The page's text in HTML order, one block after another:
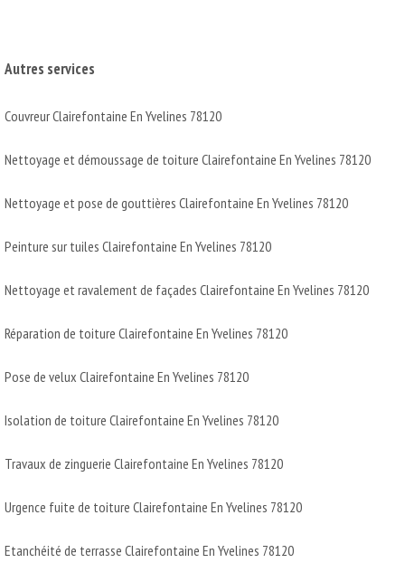
Autres services
Couvreur Clairefontaine En Yvelines 78120
Nettoyage et démoussage de toiture Clairefontaine En Yvelines 78120
Nettoyage et pose de gouttières Clairefontaine En Yvelines 78120
Peinture sur tuiles Clairefontaine En Yvelines 78120
Nettoyage et ravalement de façades Clairefontaine En Yvelines 78120
Réparation de toiture Clairefontaine En Yvelines 78120
Pose de velux Clairefontaine En Yvelines 78120
Isolation de toiture Clairefontaine En Yvelines 78120
Travaux de zinguerie Clairefontaine En Yvelines 78120
Urgence fuite de toiture Clairefontaine En Yvelines 78120
Etanchéité de terrasse Clairefontaine En Yvelines 78120